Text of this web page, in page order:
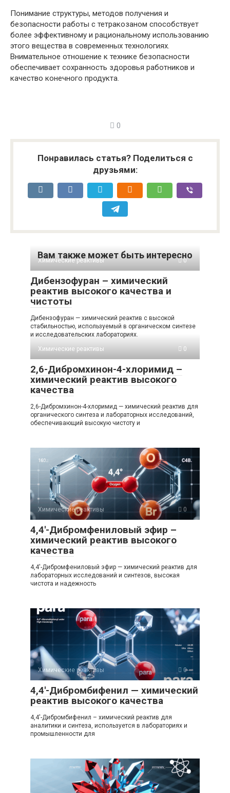
Понимание структуры, методов получения и
безопасности работы с тетракозаном способствует
более эффективному и рациональному использованию
этого вещества в современных технологиях.
Внимательное отношение к технике безопасности
обеспечивает сохранность здоровья работников и
качество конечного продукта.
0
Понравилась статья? Поделиться с
друзьями:
Вам также может быть интересно
Химические реактивы 0
Дибензофуран – химический
реактив высокого качества и
чистоты
Дибензофуран — химический реактив с высокой
стабильностью, используемый в органическом синтезе
и исследовательских лабораториях.
Химические реактивы
0
2,6-Дибромхинон-4-хлоримид –
химический реактив высокого
качества
2,6-Дибромхинон-4-хлоримид — химический реактив для
органического синтеза и лабораторных исследований,
обеспечивающий высокую чистоту и
Химические реактивы 0
4,4′-Дибромфениловый эфир –
химический реактив высокого
качества
4,4′-Дибромфениловый эфир — химический реактив для
лабораторных исследований и синтезов, высокая
чистота и надежность
Химические реактивы 0
4,4′-Дибромбифенил — химический
реактив высокого качества
4,4′-Дибромбифенил – химический реактив для
аналитики и синтеза, используется в лабораториях и
промышленности для